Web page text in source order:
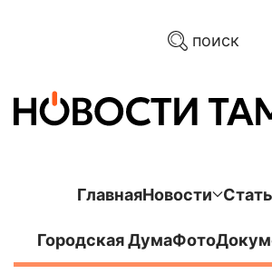
поиск
ГлавнаяНовости
Городская ДумаФото